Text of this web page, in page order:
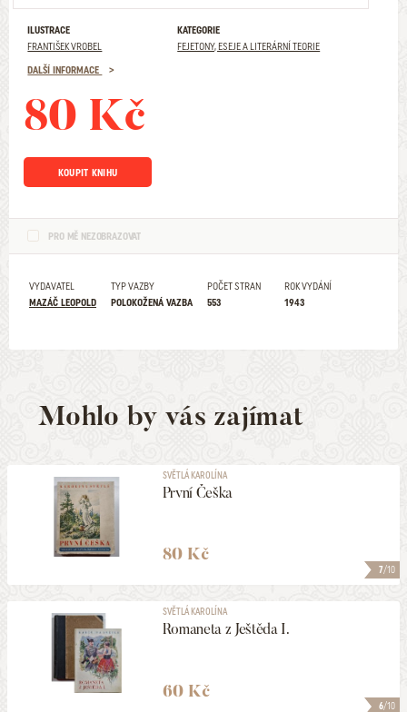
ILUSTRACE
FRANTIŠEK VROBEL
KATEGORIE
FEJETONY, ESEJE A LITERÁRNÍ TEORIE
DALŠÍ INFORMACE
80 Kč
KOUPIT KNIHU
PRO MĚ NEZOBRAZOVAT
VYDAVATEL
MAZÁČ LEOPOLD
TYP VAZBY
POLOKOŽENÁ VAZBA
POČET STRAN
553
ROK VYDÁNÍ
1943
Mohlo by vás zajímat
7/10
SVĚTLÁ KAROLÍNA
První Češka
80 Kč
6/10
SVĚTLÁ KAROLÍNA
Romaneta z Ještěda I.
60 Kč